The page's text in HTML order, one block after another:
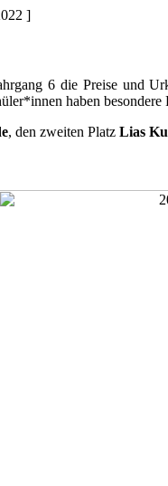
]
6 die Preise und
haben
, den zweiten Platz Lias